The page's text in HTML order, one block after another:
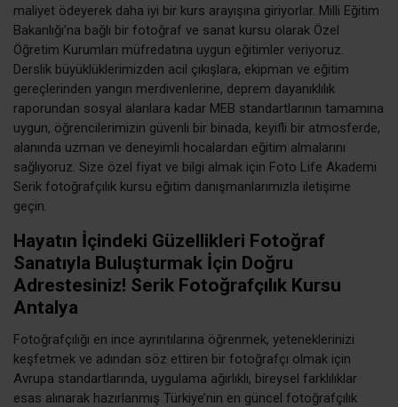
maliyet ödeyerek daha iyi bir kurs arayışına giriyorlar. Milli Eğitim
Bakanlığı’na bağlı bir fotoğraf ve sanat kursu olarak Özel
Öğretim Kurumları müfredatına uygun eğitimler veriyoruz.
Derslik büyüklüklerimizden acil çıkışlara, ekipman ve eğitim
gereçlerinden yangın merdivenlerine, deprem dayanıklılık
raporundan sosyal alanlara kadar MEB standartlarının tamamına
uygun, öğrencilerimizin güvenli bir binada, keyifli bir atmosferde,
alanında uzman ve deneyimli hocalardan eğitim almalarını
sağlıyoruz. Size özel fiyat ve bilgi almak için Foto Life Akademi
Serik fotoğrafçılık kursu eğitim danışmanlarımızla iletişime
geçin.
Hayatın İçindeki Güzellikleri Fotoğraf
Sanatıyla Buluşturmak İçin Doğru
Adrestesiniz! Serik Fotoğrafçılık Kursu
Antalya
Fotoğrafçılığı en ince ayrıntılarına öğrenmek, yeteneklerinizi
keşfetmek ve adından söz ettiren bir fotoğrafçı olmak için
Avrupa standartlarında, uygulama ağırlıklı, bireysel farklılıklar
esas alınarak hazırlanmış Türkiye’nin en güncel fotoğrafçılık